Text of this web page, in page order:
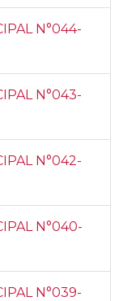
N°044-
N°043-
N°042-
N°040-
N°039-